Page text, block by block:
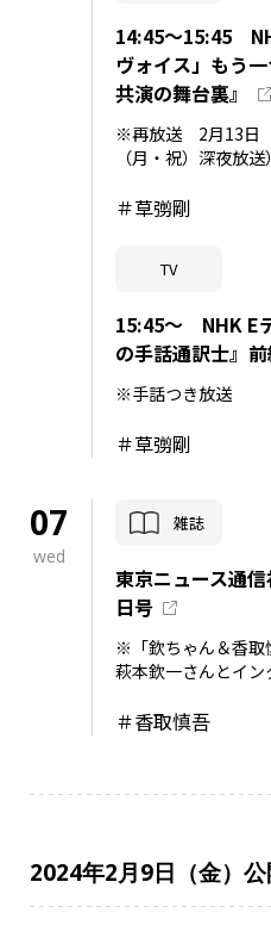
14:45～15:45
ヴォイス」もう
共演の舞台裏』
※再放送 2月13日
（月・祝）深夜放送）
＃草彅剛
TV
15:45～ NHK E
の手話通訳士』
※手話つき放送
＃草彅剛
07
wed
雑誌
東京ニュース通
日号
※「欽ちゃん＆香取
萩本欽一さんとイン
＃香取慎吾
2024年2月9日（金）